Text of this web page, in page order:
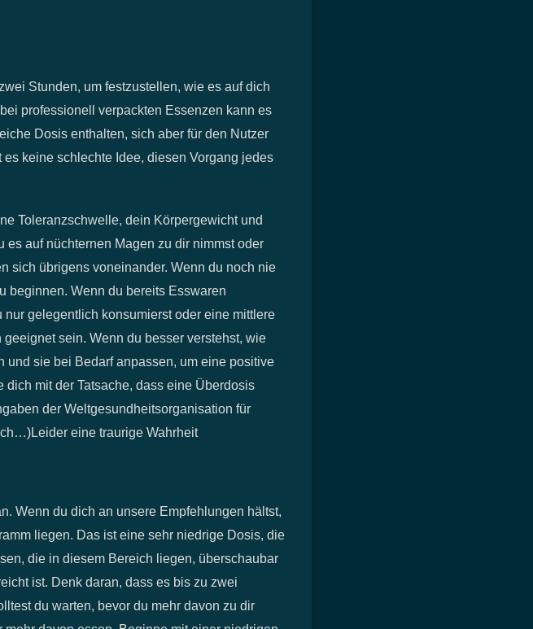
Stunden, um festzustellen, wie es auf dich
professionell verpackten Essenzen kann es
Dosis enthalten, sich aber für den Nutzer
keine schlechte Idee, diesen Vorgang jedes
Toleranzschwelle, dein Körpergewicht und
auf nüchternen Magen zu dir nimmst oder
sich übrigens voneinander. Wenn du noch nie
beginnen. Wenn du bereits Esswaren
gelegentlich konsumierst oder eine mittlere
sein. Wenn du besser verstehst, wie
und sie bei Bedarf anpassen, um eine positive
mit der Tatsache, dass eine Überdosis
der Weltgesundheitsorganisation für
eine traurige Wahrheit
Wenn du dich an unsere Empfehlungen hältst,
liegen. Das ist eine sehr niedrige Dosis, die
die in diesem Bereich liegen, überschaubar
ist. Denk daran, dass es bis zu zwei
du warten, bevor du mehr davon zu dir